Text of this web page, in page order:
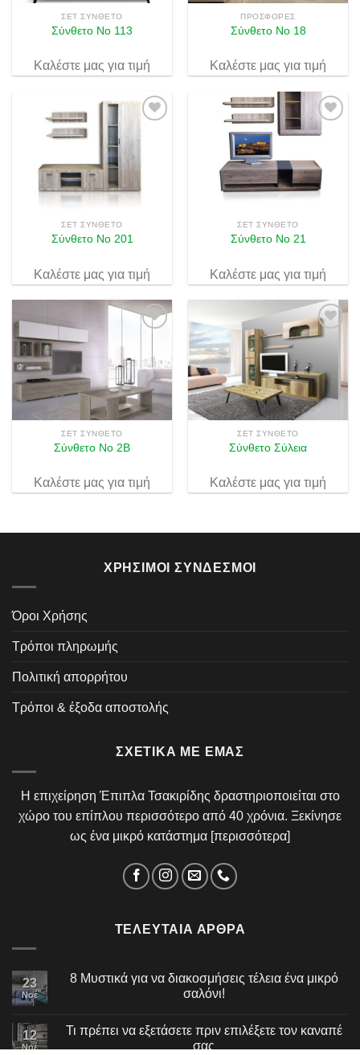
ΣΕΤ ΣΎΝΘΕΤΟ
​Σύνθετο Νο 113
Καλέστε μας για τιμή
ΠΡΟΣΦΟΡΈΣ
Σύνθετο Νο 18
Καλέστε μας για τιμή
Πρόσθήκη
στην λίστα
ΣΕΤ ΣΎΝΘΕΤΟ
Σύνθετο Νο 201
Καλέστε μας για τιμή
Πρόσθήκη
στην λίστα
επιθυμιών
ΣΕΤ ΣΎΝΘΕΤΟ
​Σύνθετο Νο 21
Καλέστε μας για τιμή
Πρόσθήκη
στην λίστα
επιθυμιών
ΣΕΤ ΣΎΝΘΕΤΟ
Σύνθετο Νο 2Β
Καλέστε μας για τιμή
Πρόσθήκη
στην λίστα
ΣΕΤ ΣΎΝΘΕΤΟ
Σύνθετο Σύλεια
Καλέστε μας για τιμή
ΧΡΉΣΙΜΟΙ ΣΎΝΔΕΣΜΟΙ
Όροι Χρήσης
Τρόποι πληρωμής
Πολιτική απορρήτου
Τρόποι & έξοδα αποστολής
ΣΧΕΤΙΚΆ ΜΕ ΕΜΆΣ
Η επιχείρηση Έπιπλα Τσακιρίδης δραστηριοποιείται στο
χώρο του επίπλου περισσότερο από 40 χρόνια. Ξεκίνησε
ως ένα μικρό κατάστημα [περισσότερα]
ΤΕΛΕΥΤΑΊΑ ΆΡΘΡΑ
23
Νοέ
8 Μυστικά για να διακοσμήσεις τέλεια ένα μικρό
σαλόνι!
12
Νοέ
Τι πρέπει να εξετάσετε πριν επιλέξετε τον καναπέ
σας